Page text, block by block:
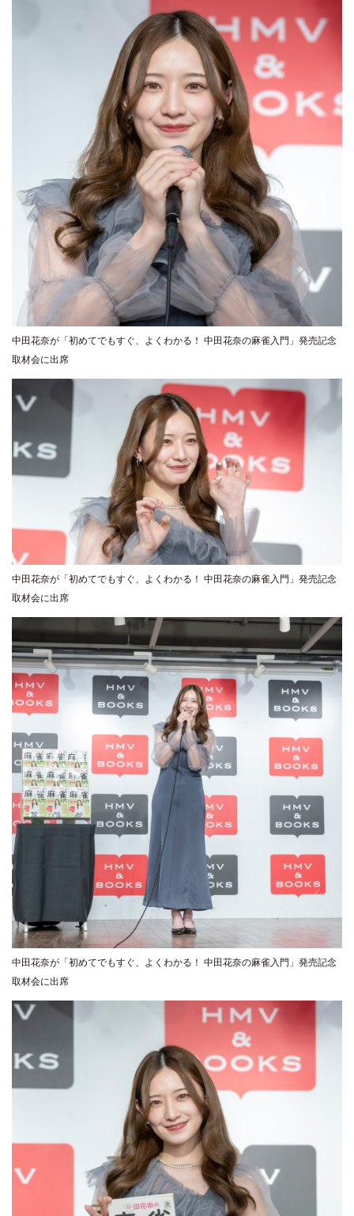
中田花奈が「初めてでもすぐ、よくわかる！ 中田花奈の麻雀入門」発売記念
取材会に出席
中田花奈が「初めてでもすぐ、よくわかる！ 中田花奈の麻雀入門」発売記念
取材会に出席
中田花奈が「初めてでもすぐ、よくわかる！ 中田花奈の麻雀入門」発売記念
取材会に出席